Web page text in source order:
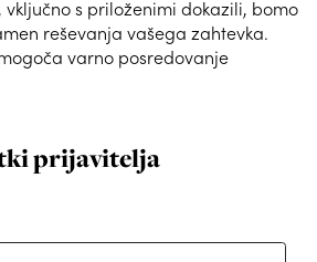
vključno s priloženimi dokazili, bomo
reševanja vašega zahtevka.
varno posredovanje
prijavitelja